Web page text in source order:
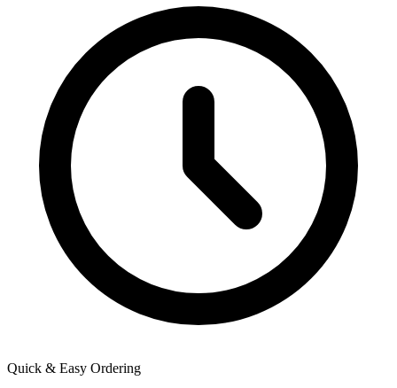
Quick & Easy Ordering